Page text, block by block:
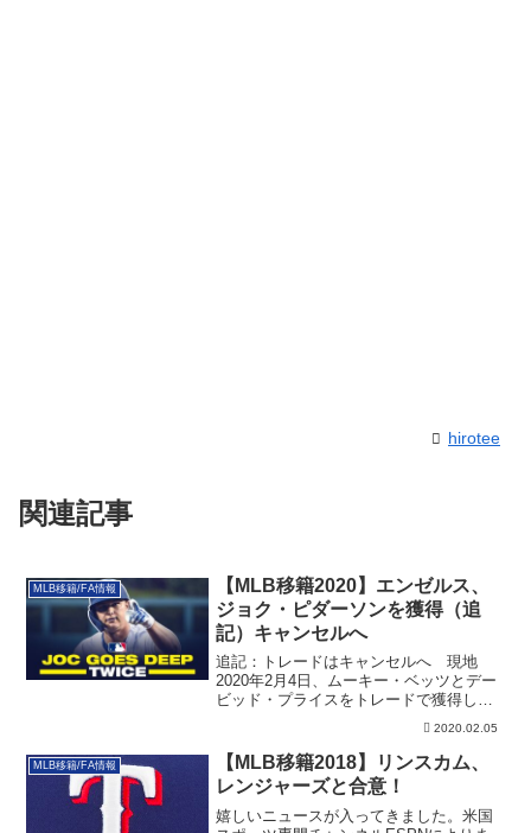
hirotee
関連記事
MLB移籍/FA情報
【MLB移籍2020】エンゼルス、
ジョク・ピダーソンを獲得（追
記）キャンセルへ
追記：トレードはキャンセルへ 現地
2020年2月4日、ムーキー・ベッツとデー
ビッド・プライスをトレードで獲得した
2020.02.05
MLB移籍/FA情報
【MLB移籍2018】リンスカム、
レンジャーズと合意！
嬉しいニュースが入ってきました。米国